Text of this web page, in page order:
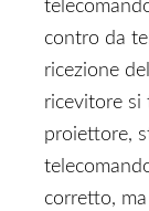
contro da
ricezione
ricevitore si
proiettore,
corretto,